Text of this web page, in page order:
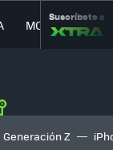
MOVILIDAD
Suscríbete a
Generación Z